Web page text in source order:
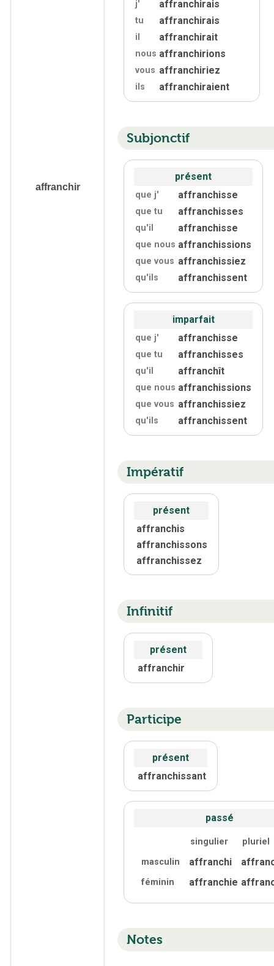
affranchir
j' affranchirais
tu affranchirais
il affranchirait
nous affranchirions
vous affranchiriez
ils affranchiraient
Subjonctif
présent
que j' affranchisse
que tu affranchisses
qu'il affranchisse
que nous affranchissions
que vous affranchissiez
qu'ils affranchissent
imparfait
que j' affranchisse
que tu affranchisses
qu'il affranchît
que nous affranchissions
que vous affranchissiez
qu'ils affranchissent
Impératif
présent
affranchis
affranchissons
affranchissez
Infinitif
présent
affranchir
Participe
présent
affranchissant
passé
singulier
pluriel
masculin
affranchi
féminin affranchie
Notes